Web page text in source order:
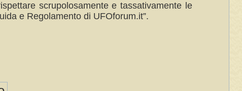
scrupolosamente e tassativamente le
e Regolamento di UFOforum.it”.